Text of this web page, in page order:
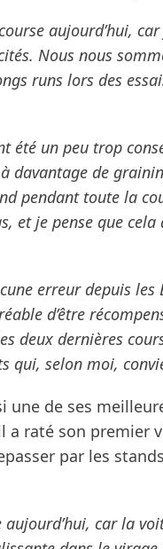
aujourd’hui,
Nous nous
runs lors des
été un peu trop
davantage de
pendant toute la
et je pense que
erreur depuis
d’être
deux dernières
qui, selon moi,
une de ses
a raté son premier
par les
aujourd’hui, car la